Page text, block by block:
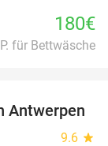
180€
für Bettwäsche
33%
Antwerpen
9.6 star